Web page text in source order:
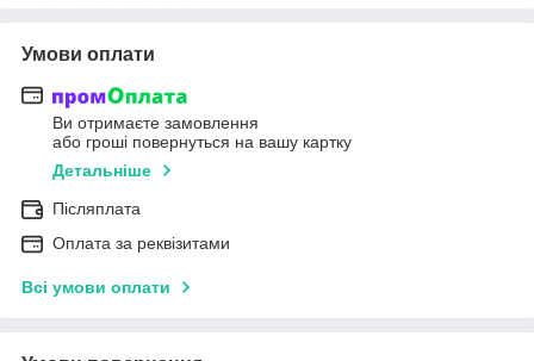
Умови оплати
Ви отримаєте замовлення
або гроші повернуться на вашу картку
Детальніше
Післяплата
Оплата за реквізитами
Всі умови оплати